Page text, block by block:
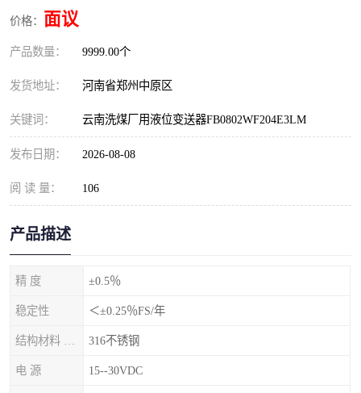
价格： 面议
产品数量： 9999.00个
发货地址： 河南省郑州中原区
关键词： 云南洗煤厂用液位变送器FB0802WF204E3LM
发布日期： 2026-08-08
阅 读 量： 106
产品描述
精 度 ±0.5％
稳定性 ＜±0.25％FS/年
316不锈钢
电 源 15--30VDC